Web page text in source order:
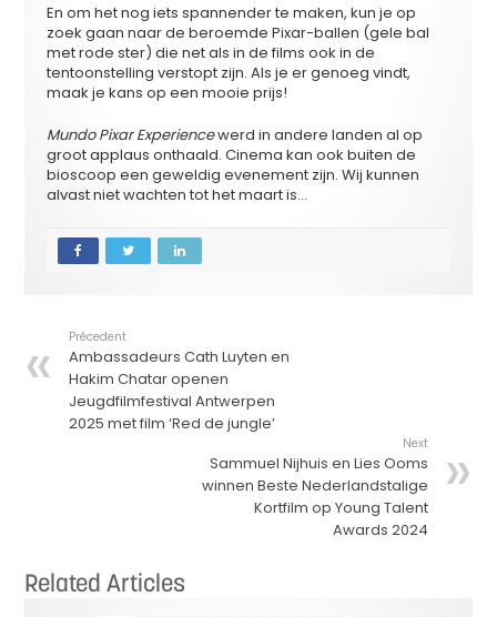
En om het nog iets spannender te maken, kun je op
zoek gaan naar de beroemde Pixar-ballen (gele bal
met rode ster) die net als in de films ook in de
tentoonstelling verstopt zijn. Als je er genoeg vindt,
maak je kans op een mooie prijs!
Mundo Pixar Experiencewerd in andere landen al op
groot applaus onthaald. Cinema kan ook buiten de
bioscoop een geweldig evenement zijn. Wij kunnen
alvast niet wachten tot het maart is…
Précedent
Ambassadeurs Cath Luyten en
Hakim Chatar openen
Jeugdfilmfestival Antwerpen
2025 met film ‘Red de jungle’
Next
Sammuel Nijhuis en Lies Ooms
winnen Beste Nederlandstalige
Kortfilm op Young Talent
Awards 2024
Related Articles